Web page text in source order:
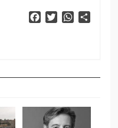
FacebookTwitterWhatsApp